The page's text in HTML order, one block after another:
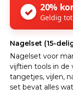
✓ 20%
Geldig
Nagelset (15-
Nagelset voor
vijftien tools in de
tangetjes, vijlen,
set bevat alles